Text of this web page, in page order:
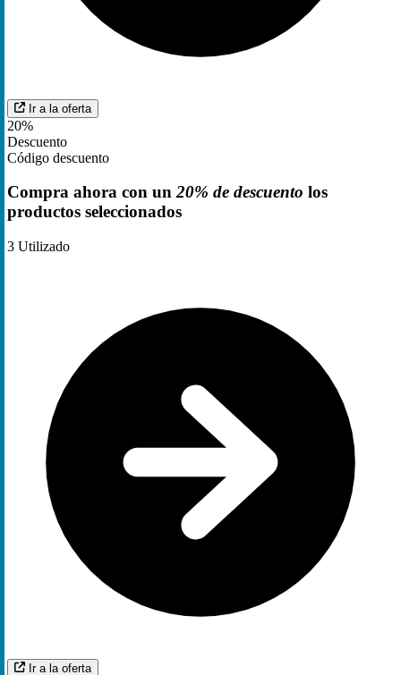
Ir a la oferta
20%
Descuento
Código descuento
Compra ahora con un20% de descuento los
productos seleccionados
3 Utilizado
Ir a la oferta